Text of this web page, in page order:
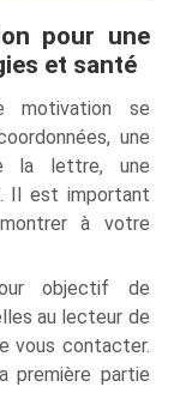
pour une
et santé
motivation se
une
la lettre, une
Il est important
à votre
objectif de
au lecteur de
vous contacter.
première partie